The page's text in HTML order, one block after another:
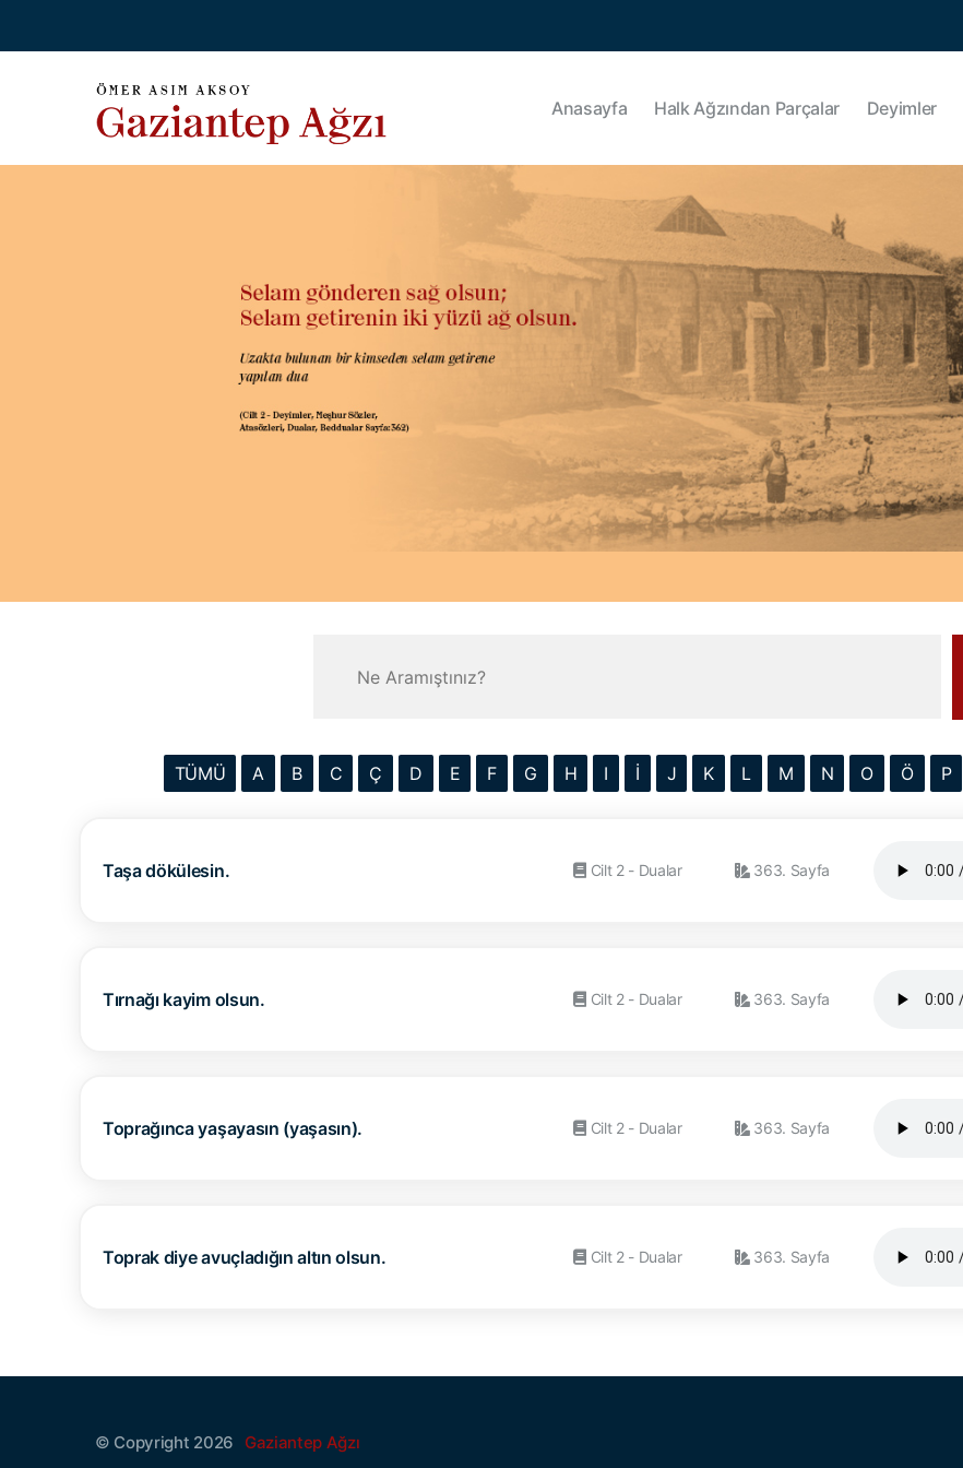
Anasayfa Halk Ağzından Parçalar Deyimler
TÜMÜ A B C Ç D E F G H I İ J K L M N O Ö P
Taşa dökülesin. Cilt 2 - Dualar 363. Sayfa
Tırnağı kayim olsun. Cilt 2 - Dualar 363. Sayfa
Toprağınca yaşayasın (yaşasın). Cilt 2 - Dualar 363. Sayfa
Toprak diye avuçladığın altın olsun. Cilt 2 - Dualar 363. Sayfa
© Copyright 2026 Gaziantep Ağzı